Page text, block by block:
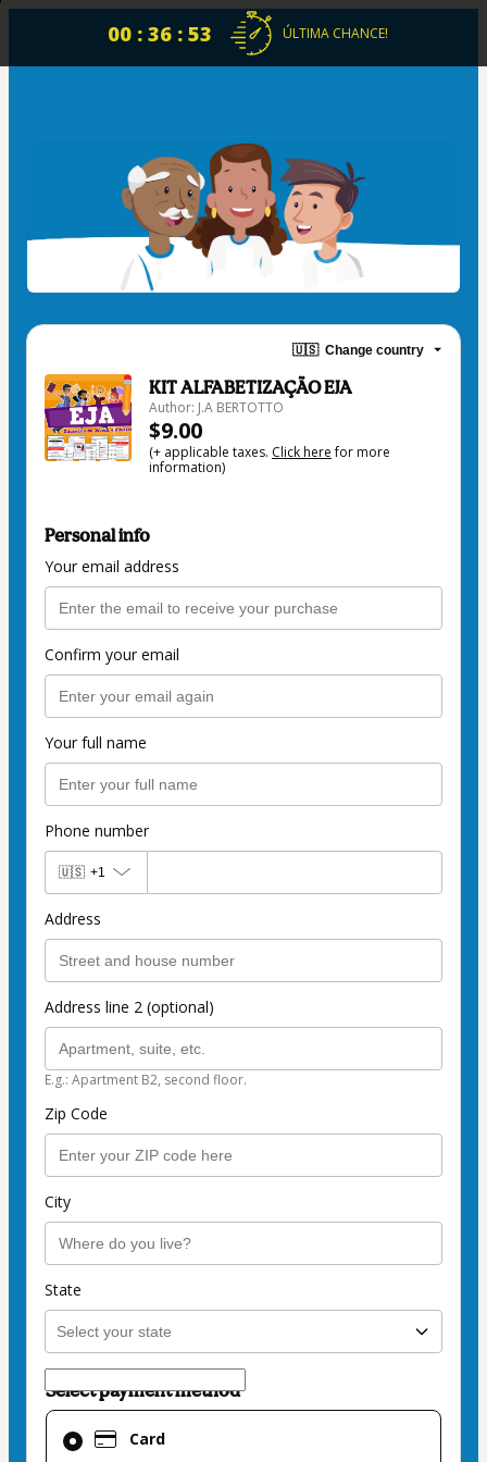
00 : 36 : 52 ÚLTIMA CHANCE!
🇺🇸 Change country
KIT ALFABETIZAÇÃO EJA
Author: J.A BERTOTTO
$9.00
(+ applicable taxes. Click herefor more
information)
Personal info
Your email address
Confirm your email
Your full name
Phone number
🇺🇸 +1
Address
Address line 2 (optional)
E.g.: Apartment B2, second floor.
Zip Code
City
State
Select payment method
Card
Card
selected